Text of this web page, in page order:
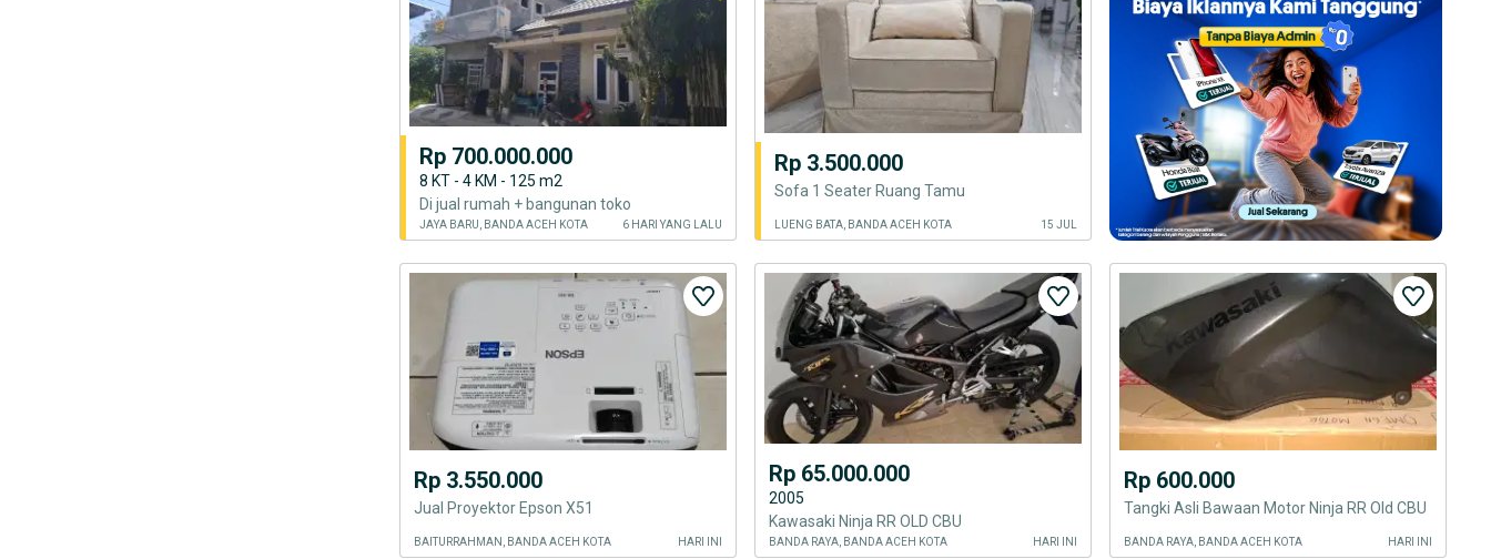
Rp 700.000.000
8 KT - 4 KM - 125 m2
Di jual rumah + bangunan toko
JAYA BARU, BANDA ACEH KOTA 6 HARI YANG LALU
Rp 3.500.000
Sofa 1 Seater Ruang Tamu
LUENG BATA, BANDA ACEH KOTA 15 JUL
Rp 3.550.000
Jual Proyektor Epson X51
BAITURRAHMAN, BANDA ACEH KOTA HARI INI
Rp 65.000.000
2005
Kawasaki Ninja RR OLD CBU
BANDA RAYA, BANDA ACEH KOTA HARI INI
Rp 600.000
Tangki Asli Bawaan Motor Ninja RR Old CBU
BANDA RAYA, BANDA ACEH KOTA HARI INI